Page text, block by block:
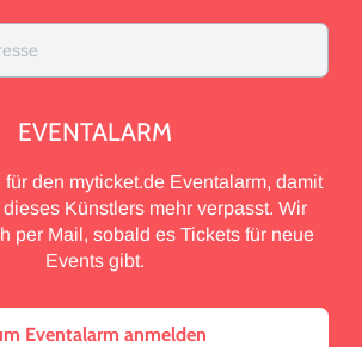
EVENTALARM
den myticket.de Eventalarm, damit
Künstlers mehr verpasst. Wir
per Mail, sobald es Tickets für neue
Events gibt.
Eventalarm anmelden